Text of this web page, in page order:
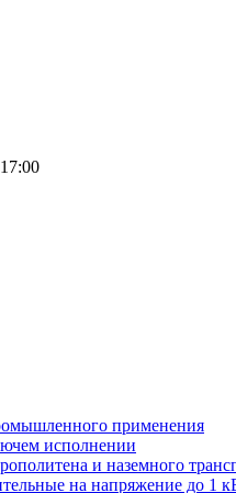
применения
исполнении
и наземного
на напряжение до 1